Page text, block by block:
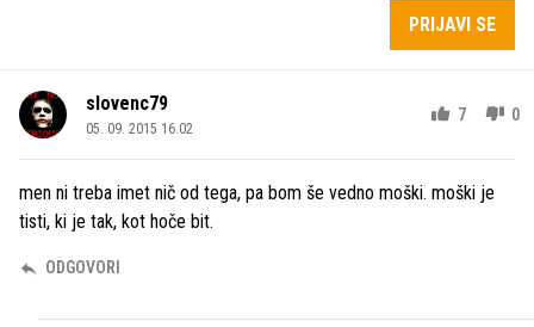
PRIJAVI SE
slovenc79
05. 09. 2015 16.02
7 0
men ni treba imet nič od tega, pa bom še vedno moški. moški je
tisti, ki je tak, kot hoče bit.
ODGOVORI